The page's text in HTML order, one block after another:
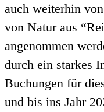
auch weiterhin
von Natur aus
angenommen
durch ein starkes
Buchungen für
und bis ins Jahr